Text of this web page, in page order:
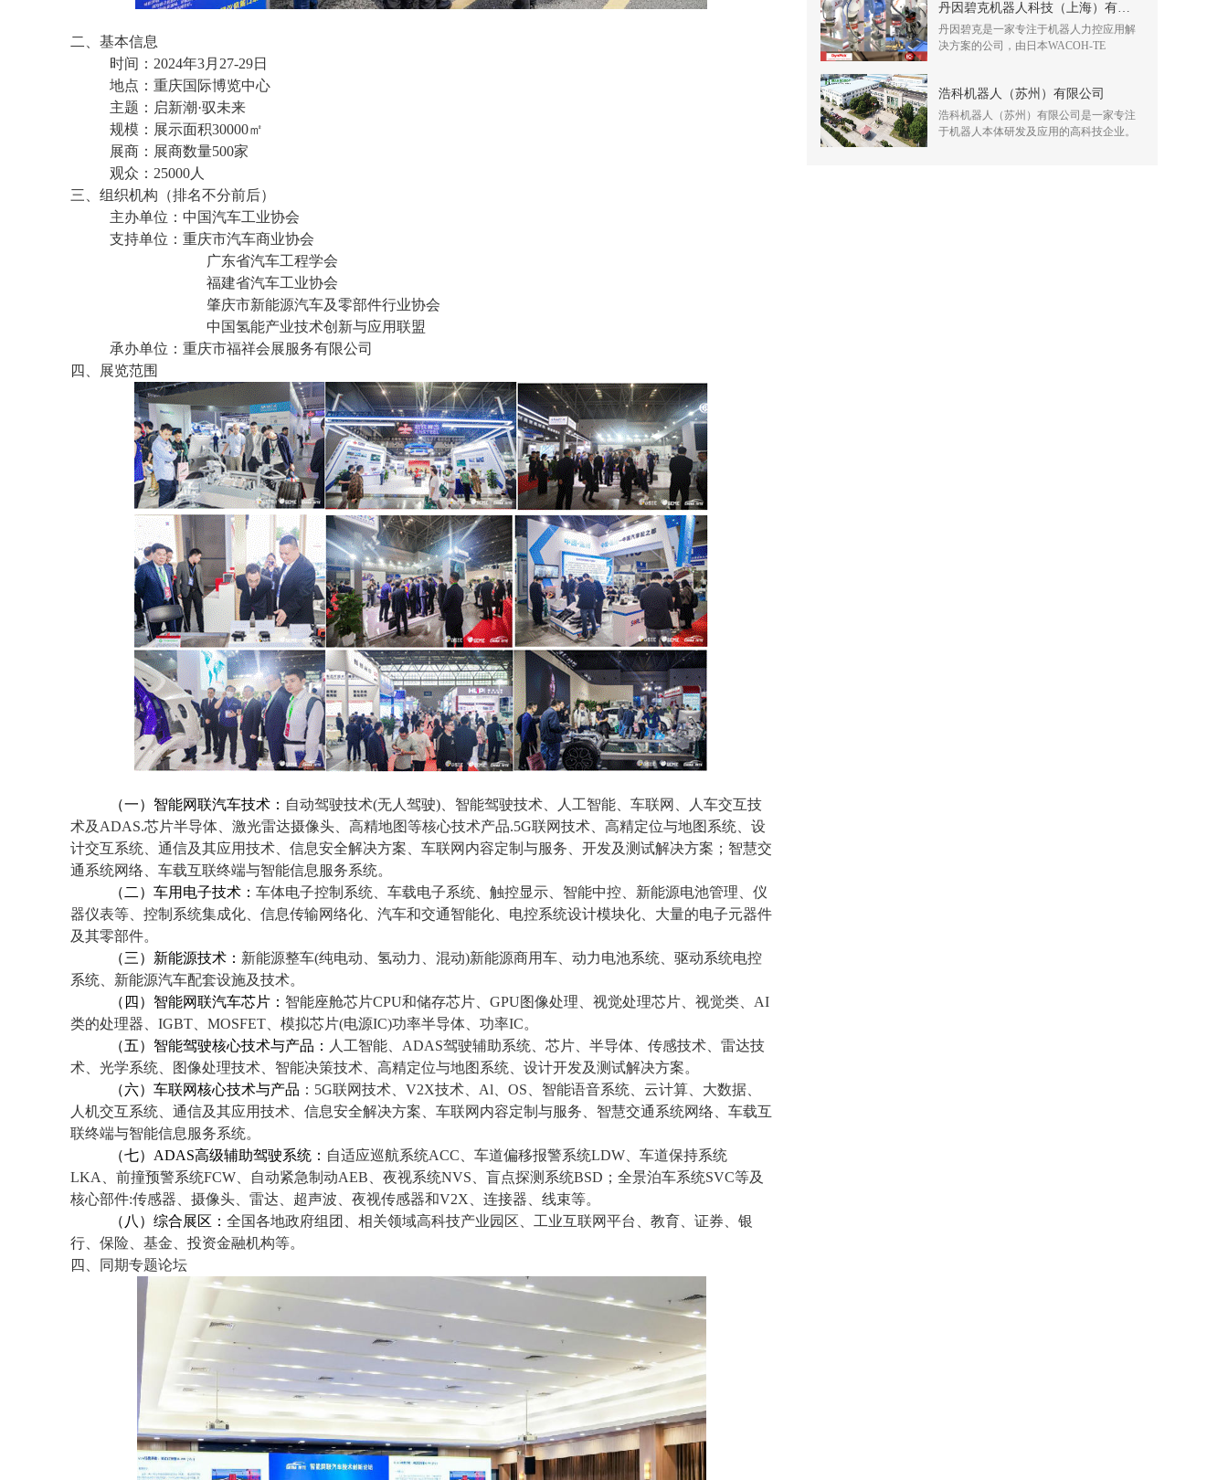
二、基本信息
时间：2024年3月27-29日
地点：重庆国际博览中心
主题：启新潮·驭未来
规模：展示面积30000㎡
展商：展商数量500家
观众：25000人
三、组织机构（排名不分前后）
主办单位：中国汽车工业协会
支持单位：重庆市汽车商业协会
广东省汽车工程学会
福建省汽车工业协会
肇庆市新能源汽车及零部件行业协会
中国氢能产业技术创新与应用联盟
承办单位：重庆市福祥会展服务有限公司
四、展览范围
（一）智能网联汽车技术： 自动驾驶技术(无人驾驶)、智能驾驶技术、人工智能、车联网、人车交互技
术及ADAS.芯片半导体、激光雷达摄像头、高精地图等核心技术产品.5G联网技术、高精定位与地图系统、设
计交互系统、通信及其应用技术、信息安全解决方案、车联网内容定制与服务、开发及测试解决方案；智慧交
通系统网络、车载互联终端与智能信息服务系统。
（二）车用电子技术： 车体电子控制系统、车载电子系统、触控显示、智能中控、新能源电池管理、仪
器仪表等、控制系统集成化、信息传输网络化、汽车和交通智能化、电控系统设计模块化、大量的电子元器件
及其零部件。
（三）新能源技术： 新能源整车(纯电动、氢动力、混动)新能源商用车、动力电池系统、驱动系统电控
系统、新能源汽车配套设施及技术。
（四）智能网联汽车芯片： 智能座舱芯片CPU和储存芯片、GPU图像处理、视觉处理芯片、视觉类、AI
类的处理器、IGBT、MOSFET、模拟芯片(电源IC)功率半导体、功率IC。
（五）智能驾驶核心技术与产品：
人工智能、ADAS驾驶辅助系统、芯片、半导体、传感技术、雷达技
术、光学系统、图像处理技术、智能决策技术、高精定位与地图系统、设计开发及测试解决方案。
（六）车联网核心技术与产品 ：5G联网技术、V2X技术、Al、OS、智能语音系统、云计算、大数据、
人机交互系统、通信及其应用技术、信息安全解决方案、车联网内容定制与服务、智慧交通系统网络、车载互
联终端与智能信息服务系统。
（七）ADAS高级辅助驾驶系统： 自适应巡航系统ACC、车道偏移报警系统LDW、车道保持系统
LKA、前撞预警系统FCW、自动紧急制动AEB、夜视系统NVS、盲点探测系统BSD；全景泊车系统SVC等及
核心部件:传感器、摄像头、雷达、超声波、夜视传感器和V2X、连接器、线束等。
（八）综合展区： 全国各地政府组团、相关领域高科技产业园区、工业互联网平台、教育、证券、银
行、保险、基金、投资金融机构等。
四、同期专题论坛
丹因碧克机器人科技（上海）有限公司
丹因碧克是一家专注于机器人力控应用解
决方案的公司，由日本WACOH-TE
浩科机器人（苏州）有限公司
浩科机器人（苏州）有限公司是一家专注
于机器人本体研发及应用的高科技企业。